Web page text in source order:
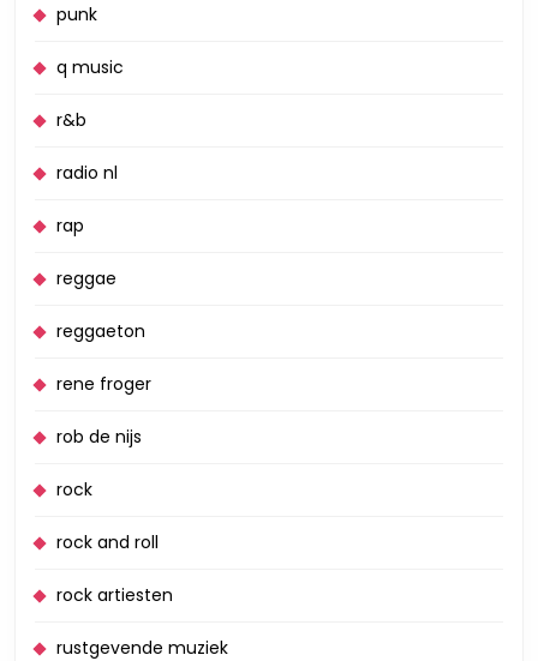
punk
q music
r&b
radio nl
rap
reggae
reggaeton
rene froger
rob de nijs
rock
rock and roll
rock artiesten
rustgevende muziek